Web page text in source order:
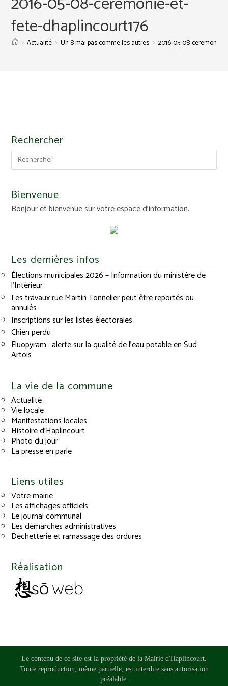
fete-dhaplincourt176
> Actualité > Un 8 mai pas comme les autres > 2016-05-08-ceremonie-
Rechercher
Bienvenue
Bonjour et bienvenue sur votre espace d'information.
Les dernières infos
Élections municipales 2026 – Information du ministère de
l’Intérieur
Les travaux rue Martin Tonnelier peut être reportés ou
annulés…
Inscriptions sur les listes électorales
Chien perdu
Fluopyram : alerte sur la qualité de l’eau potable en Sud
Artois
La vie de la commune
Actualité
Vie locale
Manifestations locales
Histoire d’Haplincourt
Photo du jour
La presse en parle
Liens utiles
Votre mairie
Les affichages officiels
Le journal communal
Les démarches administratives
Déchetterie et ramassage des ordures
Réalisation
Le contenu de ce site est la propriété de la Mairie d'Haplincourt.
Toute reproduction, même partielle, est interdite sans autorisation
préalable.